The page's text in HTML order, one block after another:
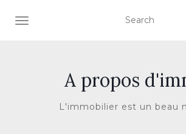
AFFICHER/MASQUER LA NAVIGATION
A propos
L'immobilier est un beau